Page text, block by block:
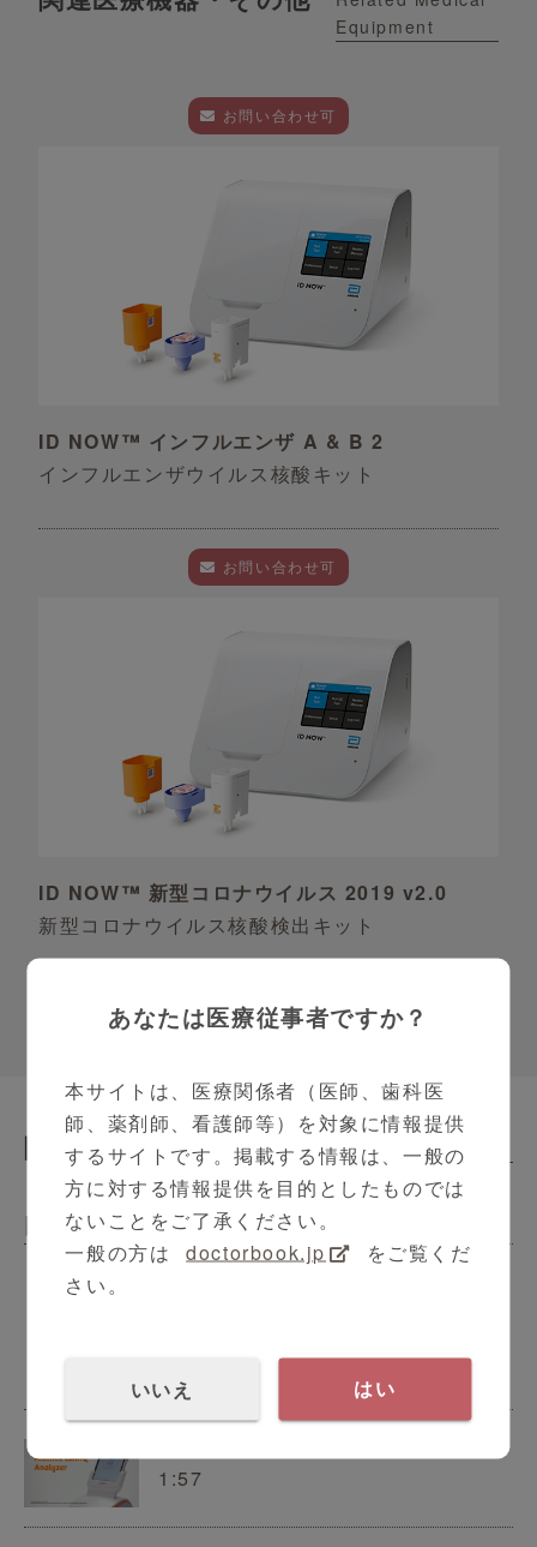
Equipment
お問い合わせ可
ID NOW™ インフルエンザ A & B 2
インフルエンザウイルス核酸キット
お問い合わせ可
ID NOW™ 新型コロナウイルス 2019 v2.0
新型コロナウイルス核酸検出キット
関連動画 Related Contents
内科
1:57
あなたは医療従事者ですか？
本サイトは、医療関係者（医師、歯科医
師、薬剤師、看護師等）を対象に情報提供
するサイトです。掲載する情報は、一般の
方に対する情報提供を目的としたものでは
ないことをご了承ください。
一般の方は
doctorbook.jp
をご覧くだ
さい。
いいえ はい